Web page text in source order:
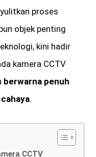
proses
objek penting
kini hadir
kamera CCTV
berwarna penuh
.
CCTV